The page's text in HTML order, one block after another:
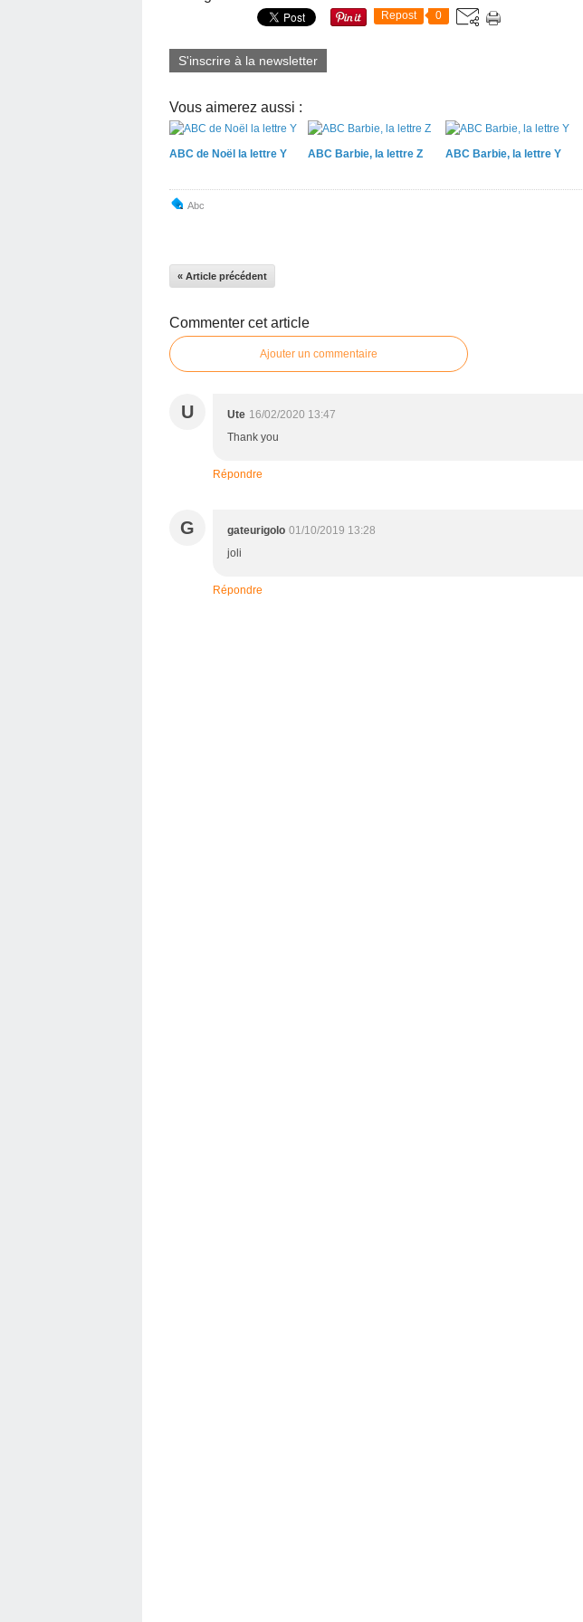
Repost 0
S'inscrire à la newsletter
Vous aimerez aussi :
ABC de Noël la lettre Y ABC Barbie, la lettre Z ABC Barbie, la lettre Y
Abc
« Article précédent
Commenter cet article
Ajouter un commentaire
U Ute 16/02/2020 13:47
Thank you
Répondre
G gateurigolo 01/10/2019 13:28
joli
Répondre